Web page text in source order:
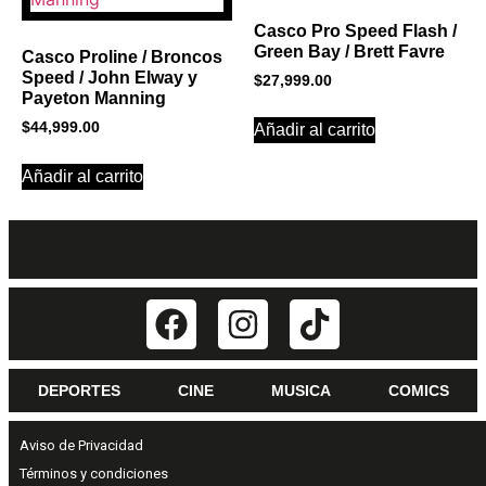
Casco Proline / Broncos
Speed / John Elway y
Payeton Manning
$44,999.00
Añadir al carrito
Casco Pro Speed Flash /
Green Bay / Brett Favre
$27,999.00
Añadir al carrito
DEPORTES CINE MUSICA COMICS
Aviso de Privacidad
Términos y condiciones